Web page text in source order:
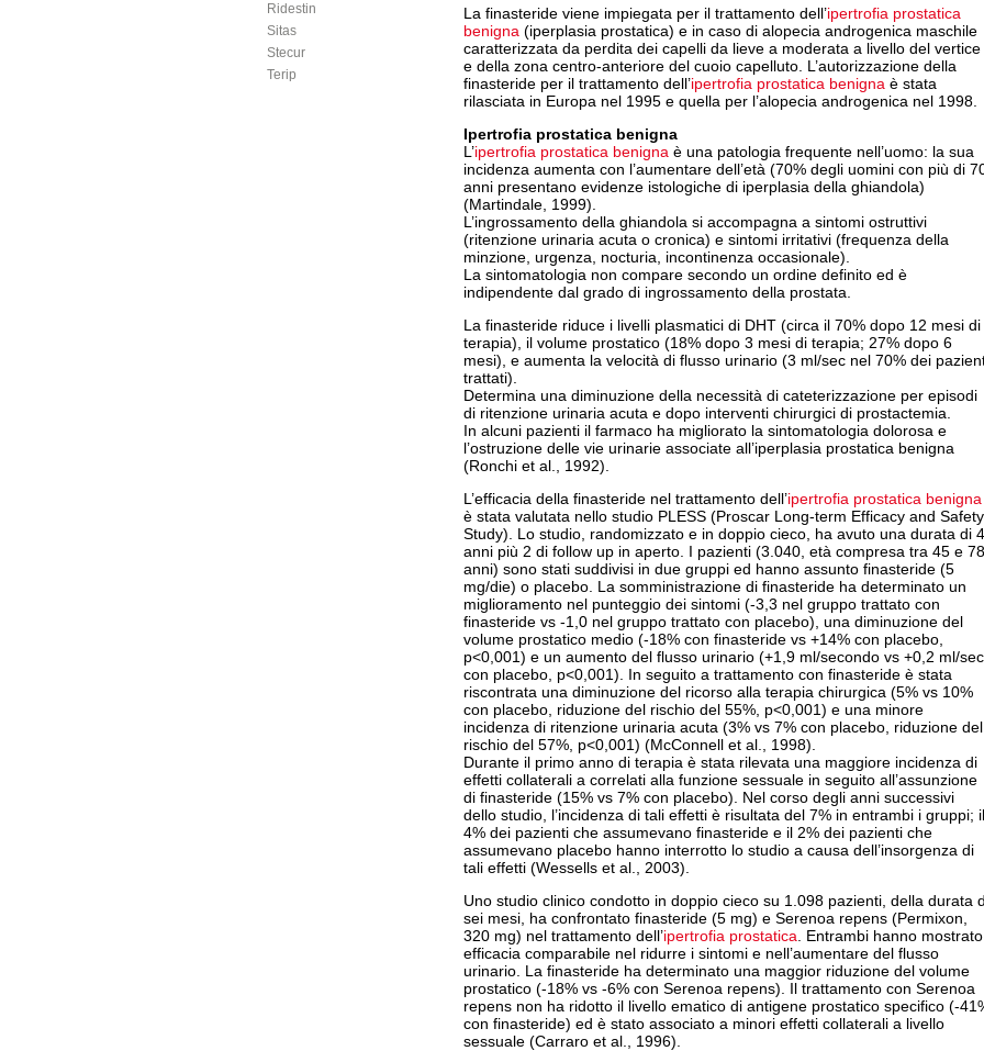
Ridestin
Sitas
Stecur
Terip
La finasteride viene impiegata per il trattamento dell’ipertrofia prostatica
benigna (iperplasia prostatica) e in caso di alopecia androgenica maschile
caratterizzata da perdita dei capelli da lieve a moderata a livello del vertice
e della zona centro-anteriore del cuoio capelluto. L’autorizzazione della
finasteride per il trattamento dell’ipertrofia prostatica benigna è stata
rilasciata in Europa nel 1995 e quella per l’alopecia androgenica nel 1998.
Ipertrofia prostatica benigna
L’ipertrofia prostatica benigna è una patologia frequente nell’uomo: la sua
incidenza aumenta con l’aumentare dell’età (70% degli uomini con più di
anni presentano evidenze istologiche di iperplasia della ghiandola)
(Martindale, 1999).
L’ingrossamento della ghiandola si accompagna a sintomi ostruttivi
(ritenzione urinaria acuta o cronica) e sintomi irritativi (frequenza della
minzione, urgenza, nocturia, incontinenza occasionale).
La sintomatologia non compare secondo un ordine definito ed è
indipendente dal grado di ingrossamento della prostata.
La finasteride riduce i livelli plasmatici di DHT (circa il 70% dopo 12 mesi di
terapia), il volume prostatico (18% dopo 3 mesi di terapia; 27% dopo 6
mesi), e aumenta la velocità di flusso urinario (3 ml/sec nel 70% dei
trattati).
Determina una diminuzione della necessità di cateterizzazione per episodi
di ritenzione urinaria acuta e dopo interventi chirurgici di prostactemia.
In alcuni pazienti il farmaco ha migliorato la sintomatologia dolorosa e
l’ostruzione delle vie urinarie associate all’iperplasia prostatica benigna
(Ronchi et al., 1992).
L’efficacia della finasteride nel trattamento dell’ipertrofia prostatica benigna
è stata valutata nello studio PLESS (Proscar Long-term Efficacy and Safety
Study). Lo studio, randomizzato e in doppio cieco, ha avuto una durata di 4
anni più 2 di follow up in aperto. I pazienti (3.040, età compresa tra 45 e 78
anni) sono stati suddivisi in due gruppi ed hanno assunto finasteride (5
mg/die) o placebo. La somministrazione di finasteride ha determinato un
miglioramento nel punteggio dei sintomi (-3,3 nel gruppo trattato con
finasteride vs -1,0 nel gruppo trattato con placebo), una diminuzione del
volume prostatico medio (-18% con finasteride vs +14% con placebo,
p<0,001) e un aumento del flusso urinario (+1,9 ml/secondo vs +0,2 ml/sec
con placebo, p<0,001). In seguito a trattamento con finasteride è stata
riscontrata una diminuzione del ricorso alla terapia chirurgica (5% vs 10%
con placebo, riduzione del rischio del 55%, p<0,001) e una minore
incidenza di ritenzione urinaria acuta (3% vs 7% con placebo, riduzione del
rischio del 57%, p<0,001) (McConnell et al., 1998).
Durante il primo anno di terapia è stata rilevata una maggiore incidenza di
effetti collaterali a correlati alla funzione sessuale in seguito all’assunzione
di finasteride (15% vs 7% con placebo). Nel corso degli anni successivi
dello studio, l’incidenza di tali effetti è risultata del 7% in entrambi i gruppi; il
4% dei pazienti che assumevano finasteride e il 2% dei pazienti che
assumevano placebo hanno interrotto lo studio a causa dell’insorgenza di
tali effetti (Wessells et al., 2003).
Uno studio clinico condotto in doppio cieco su 1.098 pazienti, della durata
sei mesi, ha confrontato finasteride (5 mg) e Serenoa repens (Permixon,
320 mg) nel trattamento dell’ipertrofia prostatica . Entrambi hanno mostrato
efficacia comparabile nel ridurre i sintomi e nell’aumentare del flusso
urinario. La finasteride ha determinato una maggior riduzione del volume
prostatico (-18% vs -6% con Serenoa repens). Il trattamento con Serenoa
repens non ha ridotto il livello ematico di antigene prostatico specifico (-
con finasteride) ed è stato associato a minori effetti collaterali a livello
sessuale (Carraro et al., 1996).